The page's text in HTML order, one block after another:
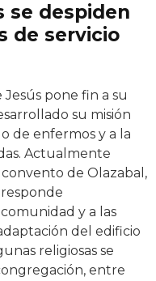
se despiden
de servicio
Jesús pone fin a su
su misión
de enfermos y a la
Actualmente
de Olazabal,
y a las
del edificio
religiosas se
entre